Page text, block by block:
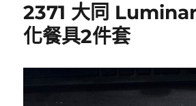
2371 大同
化餐具2件套